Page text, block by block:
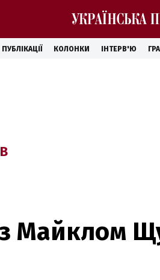
ПУБЛІКАЦІЇ КОЛОНКИ ІНТЕРВ'Ю
Майклом